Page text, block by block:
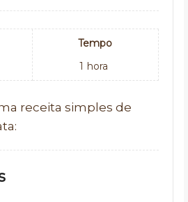
Tempo
1 hora
receita simples de